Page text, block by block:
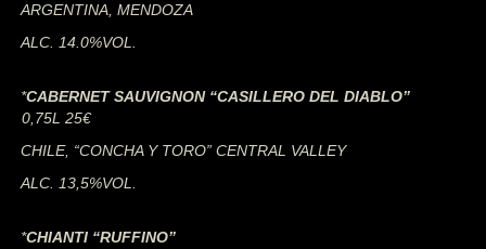
ARGENTINA, MENDOZA
ALC. 14.0%VOL.
*CABERNET SAUVIGNON “CASILLERO DEL DIABLO”
0,75L 25€
CHILE, “CONCHA Y TORO” CENTRAL VALLEY
ALC. 13,5%VOL.
*CHIANTI “RUFFINO”